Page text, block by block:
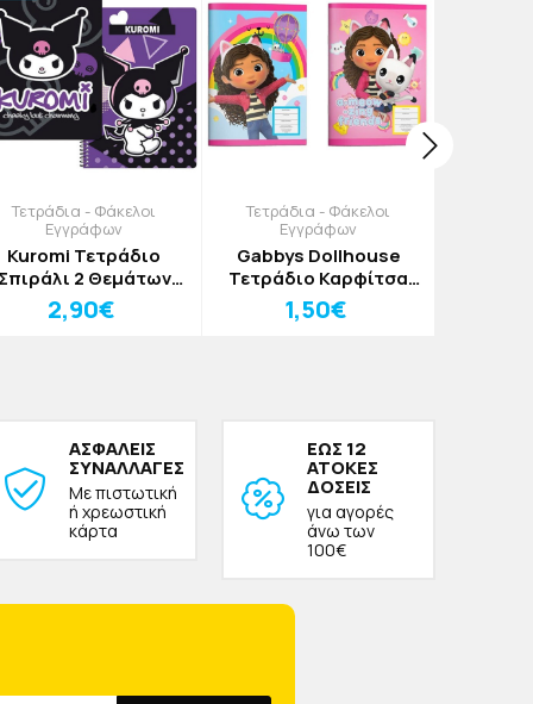
Τετράδια - Φάκελοι
Εγγράφων
Kuromi Τετράδιο
Σπιράλι 2 Θεμάτων
17x25cm Μωβ Popart
2,90€
Τετράδια - Φάκελοι
Εγγράφων
Gabbys Dollhouse
Τετράδιο Καρφίτσα
40φ 25χ17cm Ροζ
1,50€
ΑΣΦΑΛΕΙΣ
ΣΥΝΑΛΛΑΓΕΣ
Με πιστωτική
ή χρεωστική
κάρτα
ΕΩΣ 12
ΑΤΟΚΕΣ
ΔΟΣΕΙΣ
για αγορές
άνω των
100€